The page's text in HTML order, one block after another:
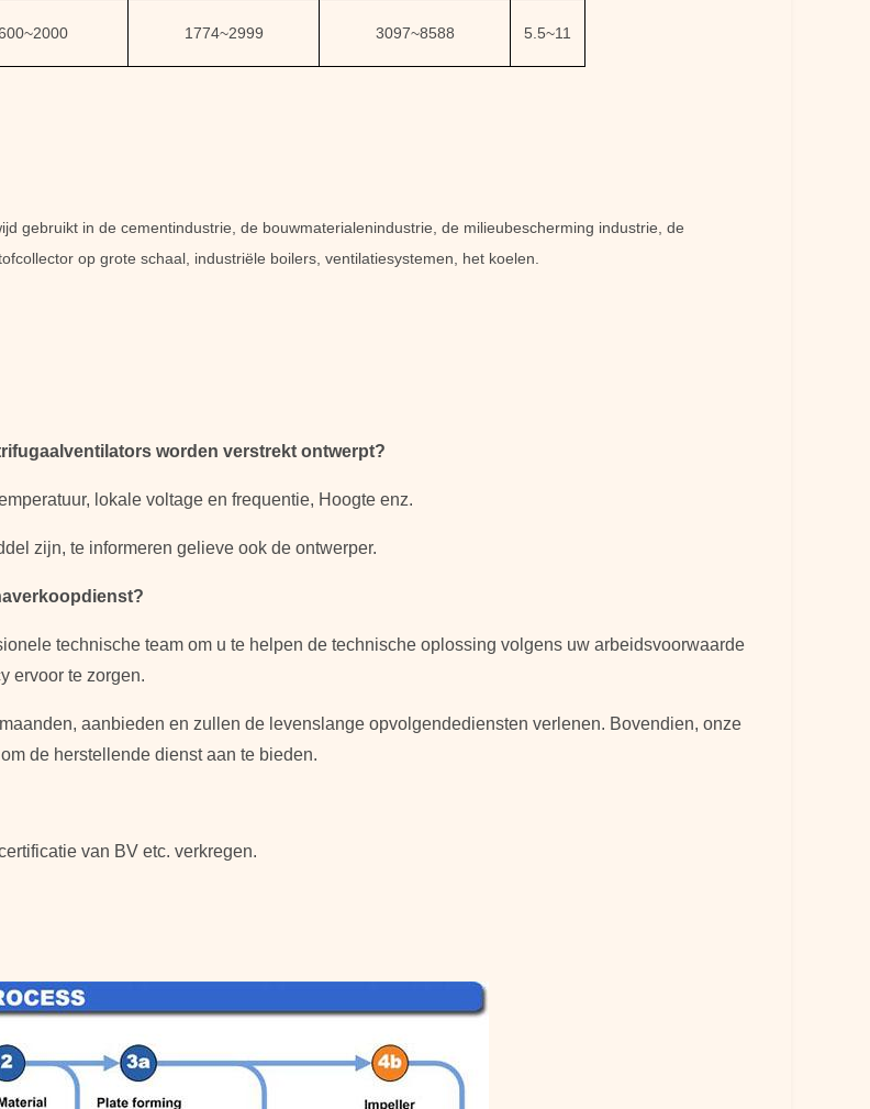
~2000 1774~2999 3097~8588 5.5~11
gebruikt in de cementindustrie, de bouwmaterialenindustrie, de milieubescherming industrie, de
op grote schaal, industriële boilers, ventilatiesystemen, het koelen.
worden verstrekt ontwerpt?
lokale voltage en frequentie, Hoogte enz.
zijn, te informeren gelieve ook de ontwerper.
technische team om u te helpen de technische oplossing volgens uw arbeidsvoorwaarde
ervoor te zorgen.
aanbieden en zullen de levenslange opvolgendediensten verlenen. Bovendien, onze
de herstellende dienst aan te bieden.
van BV etc. verkregen.